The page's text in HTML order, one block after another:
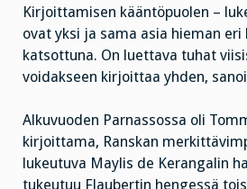
Kirjoittamisen kääntöpuolen –
ovat yksi ja sama asia hieman eri
katsottuna. On luettava tuhat
voidakseen kirjoittaa yhden,
Alkuvuoden Parnassossa oli
kirjoittama, Ranskan
lukeutuva Maylis de Kerangalin
tukeutuu Flaubertin hengessä